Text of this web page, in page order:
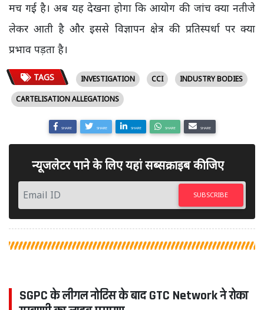
मच गई है। अब यह देखना होगा कि आयोग की जांच क्या नतीजे
लेकर आती है और इससे विज्ञापन क्षेत्र की प्रतिस्पर्धा पर क्या
प्रभाव पड़ता है।
TAGS INVESTIGATION CCI
INDUSTRY BODIES
CARTELISATION ALLEGATIONS
SHARE SHARE SHARE SHARE SHARE
न्यूजलेटर पाने के लिए यहां सब्सक्राइब कीजिए
SUBSCRIBE
SGPC के लीगल नोटिस के बाद GTC Network ने रोका